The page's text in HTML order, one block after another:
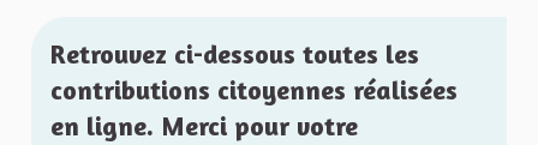
Retrouvez ci-dessous toutes les
contributions citoyennes réalisées
en ligne. Merci pour votre